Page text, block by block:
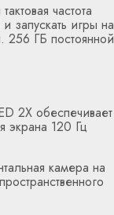
частота
запускать игры на
256 ГБ постоянной
2X обеспечивает
экрана 120 Гц
камера на